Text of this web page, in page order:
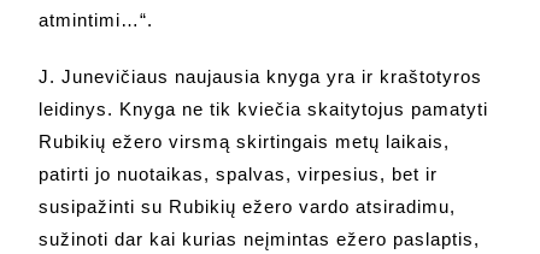
atmintimi…“.
J. Junevičiaus naujausia knyga yra ir kraštotyros
leidinys. Knyga ne tik kviečia skaitytojus pamatyti
Rubikių ežero virsmą skirtingais metų laikais,
patirti jo nuotaikas, spalvas, virpesius, bet ir
susipažinti su Rubikių ežero vardo atsiradimu,
sužinoti dar kai kurias neįmintas ežero paslaptis,